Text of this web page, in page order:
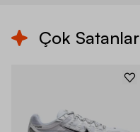
Çok Satanlar